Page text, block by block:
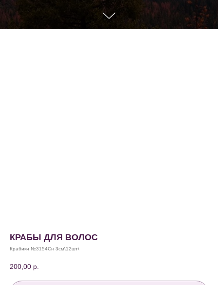
КРАБЫ ДЛЯ ВОЛОС
Крабики №3154Сн 3см\12шт\
200,00 р.